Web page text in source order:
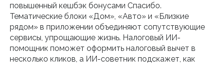
повышенный кешбэк бонусами Спасибо.
Тематические блоки «Дом», «Авто» и «Близкие
рядом» в приложении объединяют сопутствующие
сервисы, упрощающие жизнь. Налоговый ИИ-
помощник поможет оформить налоговый вычет в
несколько кликов, а ИИ-советник подскажет, как